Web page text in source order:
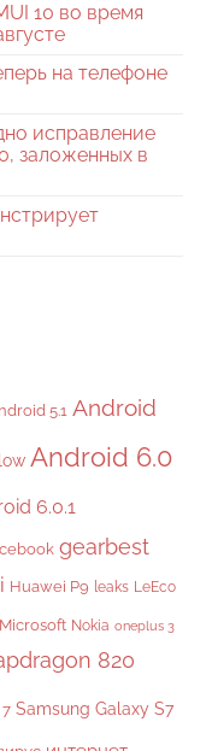
10 во время
на телефоне
исправление
заложенных в
5.1 Android
Android 6.0
6.0.1
gearbest
Huawei P9 leaks LeEco
Microsoft Nokia oneplus 3
820
Samsung Galaxy S7